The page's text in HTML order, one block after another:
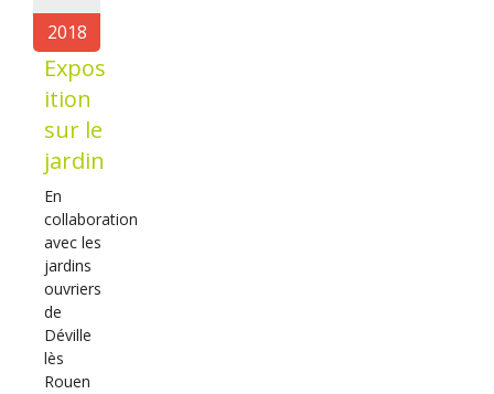
2018
Expos
ition
sur le
jardin
En
collaboration
avec les
jardins
ouvriers
de
Déville
lès
Rouen